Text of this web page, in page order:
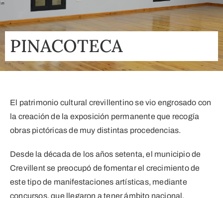
PINACOTECA
El patrimonio cultural crevillentino se vio engrosado con
la creación de la exposición permanente que recogía
obras pictóricas de muy distintas procedencias.
Desde la década de los años setenta, el municipio de
Crevillent se preocupó de fomentar el crecimiento de
este tipo de manifestaciones artísticas, mediante
concursos, que llegaron a tener ámbito nacional.